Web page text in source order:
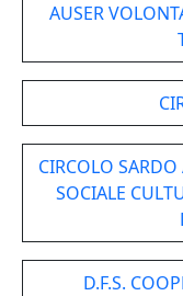
AUSER
CIRCOLO
SOCIALE
D.F.S.